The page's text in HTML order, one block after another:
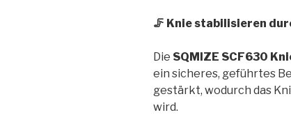
🦵 Knie stabilisieren
Die SQMIZE SCF630
ein sicheres, geführtes
gestärkt, wodurch das
wird.